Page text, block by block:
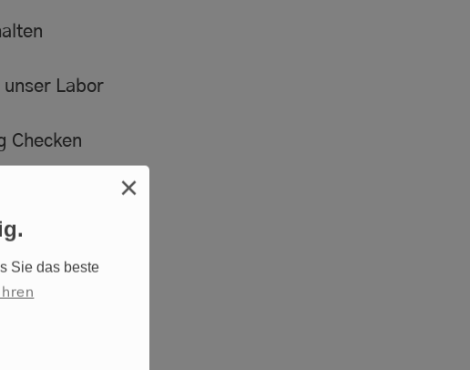
Sie das beste
×
unser Labor
Checken